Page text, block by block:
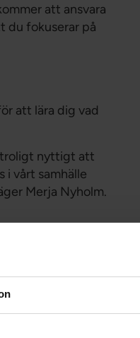
att ansvara
du fokuserar på
att lära dig vad
nyttigt att
i vårt samhälle
Merja Nyholm.
ansvar kan du
utmaningar att
i vården kan